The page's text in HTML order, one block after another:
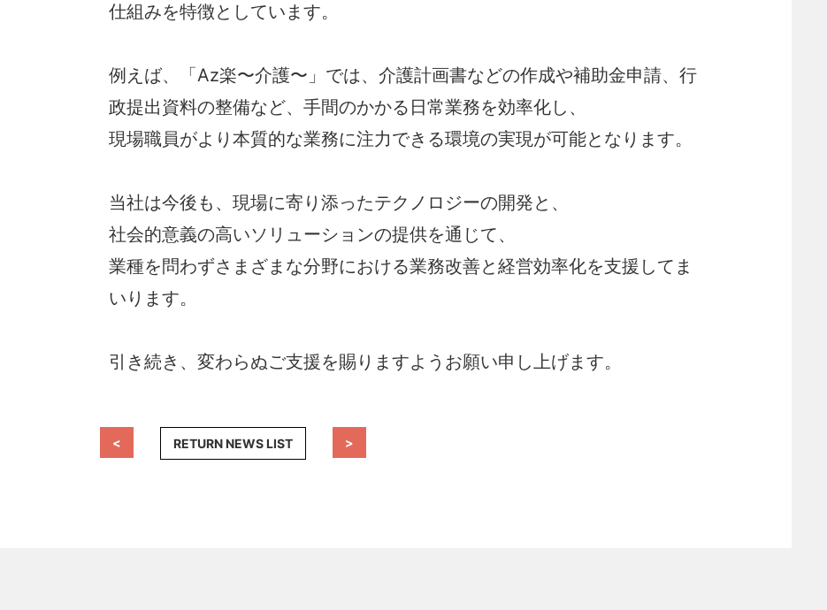
仕組みを特徴としています。
例えば、「Az楽〜介護〜」では、介護計画書などの作成や補助金申請、行
政提出資料の整備など、手間のかかる日常業務を効率化し、
現場職員がより本質的な業務に注力できる環境の実現が可能となります。
当社は今後も、現場に寄り添ったテクノロジーの開発と、
社会的意義の高いソリューションの提供を通じて、
業種を問わずさまざまな分野における業務改善と経営効率化を支援してま
いります。
引き続き、変わらぬご支援を賜りますようお願い申し上げます。
< RETURN NEWS LIST >